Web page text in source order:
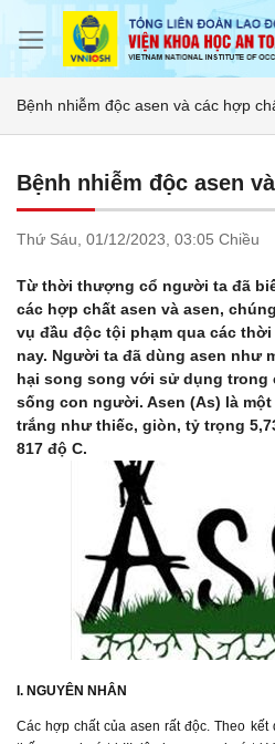
Bệnh nhiễm độc asen và các hợp
Bệnh nhiễm độc asen
Thứ Sáu, 01/12/2023, 03:05 Chiều
Từ thời thượng cổ người ta đã
các hợp chất asen và asen,
vụ đầu độc tội phạm qua các
nay. Người ta đã dùng asen như
hại song song với sử dụng
sống con người. Asen (As) là một
trắng như thiếc, giòn, tỷ trọng
817 độ C.
I. NGUYÊN NHÂN
Các hợp chất của asen rất độc. Theo